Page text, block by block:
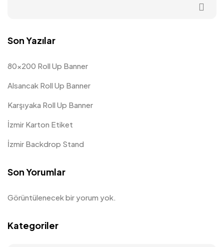
Son Yazılar
80×200 Roll Up Banner
Alsancak Roll Up Banner
Karşıyaka Roll Up Banner
İzmir Karton Etiket
İzmir Backdrop Stand
Son Yorumlar
Görüntülenecek bir yorum yok.
Kategoriler